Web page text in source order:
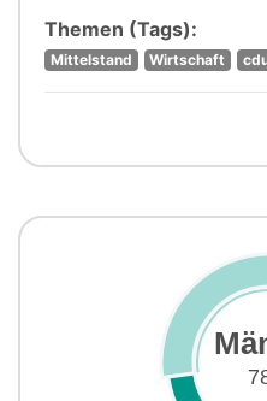
Themen (Tags):
Mittelstand Wirtschaft